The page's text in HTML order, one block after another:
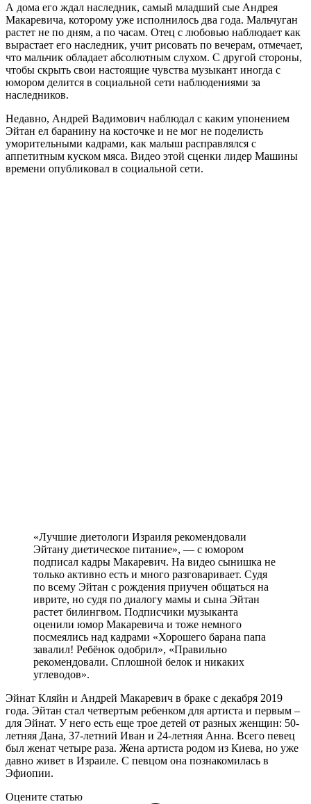
А дома его ждал наследник, самый младший сые Андрея
Макаревича, которому уже исполнилось два года. Мальчуган
растет не по дням, а по часам. Отец с любовью наблюдает как
вырастает его наследник, учит рисовать по вечерам, отмечает,
что мальчик обладает абсолютным слухом. С другой стороны,
чтобы скрыть свои настоящие чувства музыкант иногда с
юмором делится в социальной сети наблюдениями за
наследников.
Недавно, Андрей Вадимович наблюдал с каким упонением
Эйтан ел баранину на косточке и не мог не поделисть
уморительными кадрами, как малыш расправлялся с
аппетитным куском мяса. Видео этой сценки лидер Машины
времени опубликовал в социальной сети.
«Лучшие диетологи Израиля рекомендовали
Эйтану диетическое питание», — с юмором
подписал кадры Макаревич. На видео сынишка не
только активно есть и много разговаривает. Судя
по всему Эйтан с рождения приучен общаться на
иврите, но судя по диалогу мамы и сына Эйтан
растет билингвом. Подписчики музыканта
оценили юмор Макаревича и тоже немного
посмеялись над кадрами «Хорошего барана папа
завалил! Ребёнок одобрил», «Правильно
рекомендовали. Сплошной белок и никаких
углеводов».
Эйнат Кляйн и Андрей Макаревич в браке с декабря 2019
года. Эйтан стал четвертым ребенком для артиста и первым –
для Эйнат. У него есть еще трое детей от разных женщин: 50-
летняя Дана, 37-летний Иван и 24-летняя Анна. Всего певец
был женат четыре раза. Жена артиста родом из Киева, но уже
давно живет в Израиле. С певцом она познакомилась в
Эфиопии.
Оцените статью